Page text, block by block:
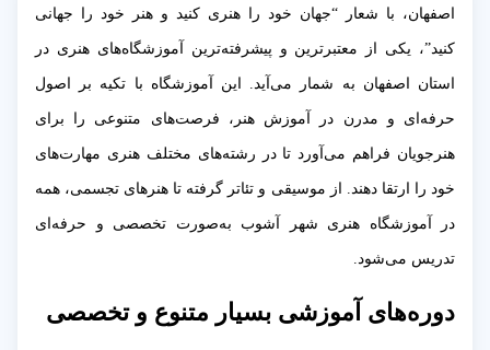
اصفهان، با شعار “جهان خود را هنری کنید و هنر خود را جهانی
کنید”، یکی از معتبرترین و پیشرفته‌ترین آموزشگاه‌های هنری در
استان اصفهان به شمار می‌آید. این آموزشگاه با تکیه بر اصول
حرفه‌ای و مدرن در آموزش هنر، فرصت‌های متنوعی را برای
هنرجویان فراهم می‌آورد تا در رشته‌های مختلف هنری مهارت‌های
خود را ارتقا دهند. از موسیقی و تئاتر گرفته تا هنرهای تجسمی، همه
در آموزشگاه هنری شهر آشوب به‌صورت تخصصی و حرفه‌ای
تدریس می‌شود.
دوره‌های آموزشی بسیار متنوع و تخصصی